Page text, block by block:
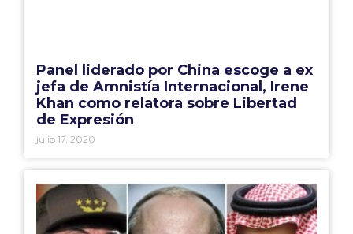
Panel liderado por China escoge a ex
jefa de Amnistía Internacional, Irene
Khan como relatora sobre Libertad
de Expresión
julio 17, 2020